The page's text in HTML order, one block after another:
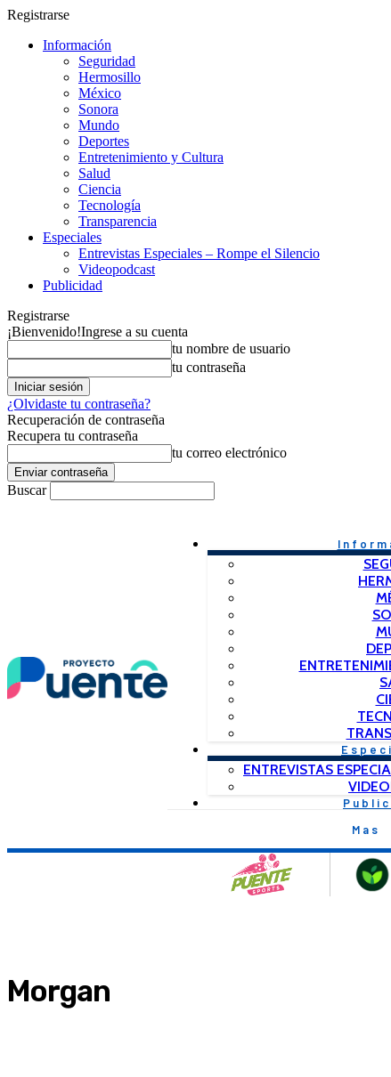
Registrarse
Información
Seguridad
Hermosillo
México
Sonora
Mundo
Deportes
Entretenimiento y Cultura
Salud
Ciencia
Tecnología
Transparencia
Especiales
Entrevistas Especiales – Rompe el Silencio
Videopodcast
Publicidad
Registrarse
¡Bienvenido!Ingrese a su cuenta
tu nombre de usuario
tu contraseña
¿Olvidaste tu contraseña?
Recuperación de contraseña
Recupera tu contraseña
tu correo electrónico
Buscar
ENTREVISTAS
Mas
Morgan